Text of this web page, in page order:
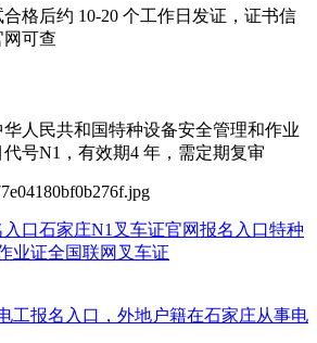
格后约 10-20 个工作日发证，证书信
可查
人民共和国特种设备安全管理和作业
代号‌N1‌，有效期‌4 年‌，需定期复审
口石家庄N1叉车证官网报名入口特种
业证全国联网 叉车证
工报名入口，外地户籍在石家庄从事电